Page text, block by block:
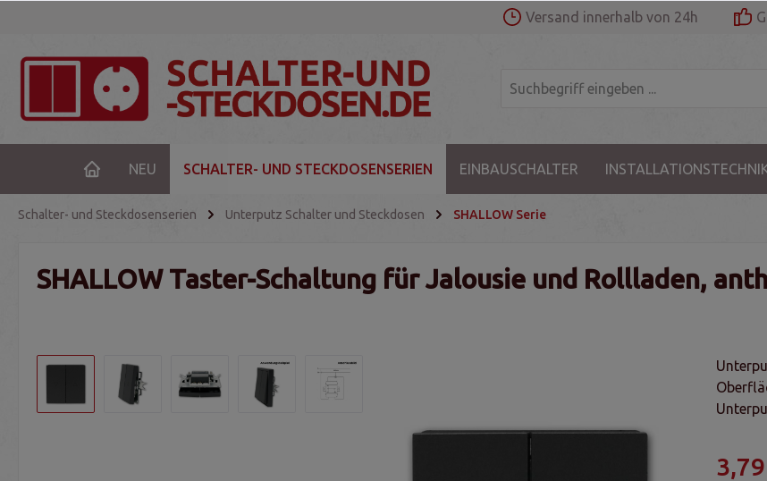
Versand innerhalb von 24h
NEU SCHALTER- UND STECKDOSENSERIEN EINBAUSCHALTER
Schalter- und Steckdosenserien Unterputz Schalter und Steckdosen SHALLOW Serie
SHALLOW Taster-Schaltung für Jalousie und Rollladen,